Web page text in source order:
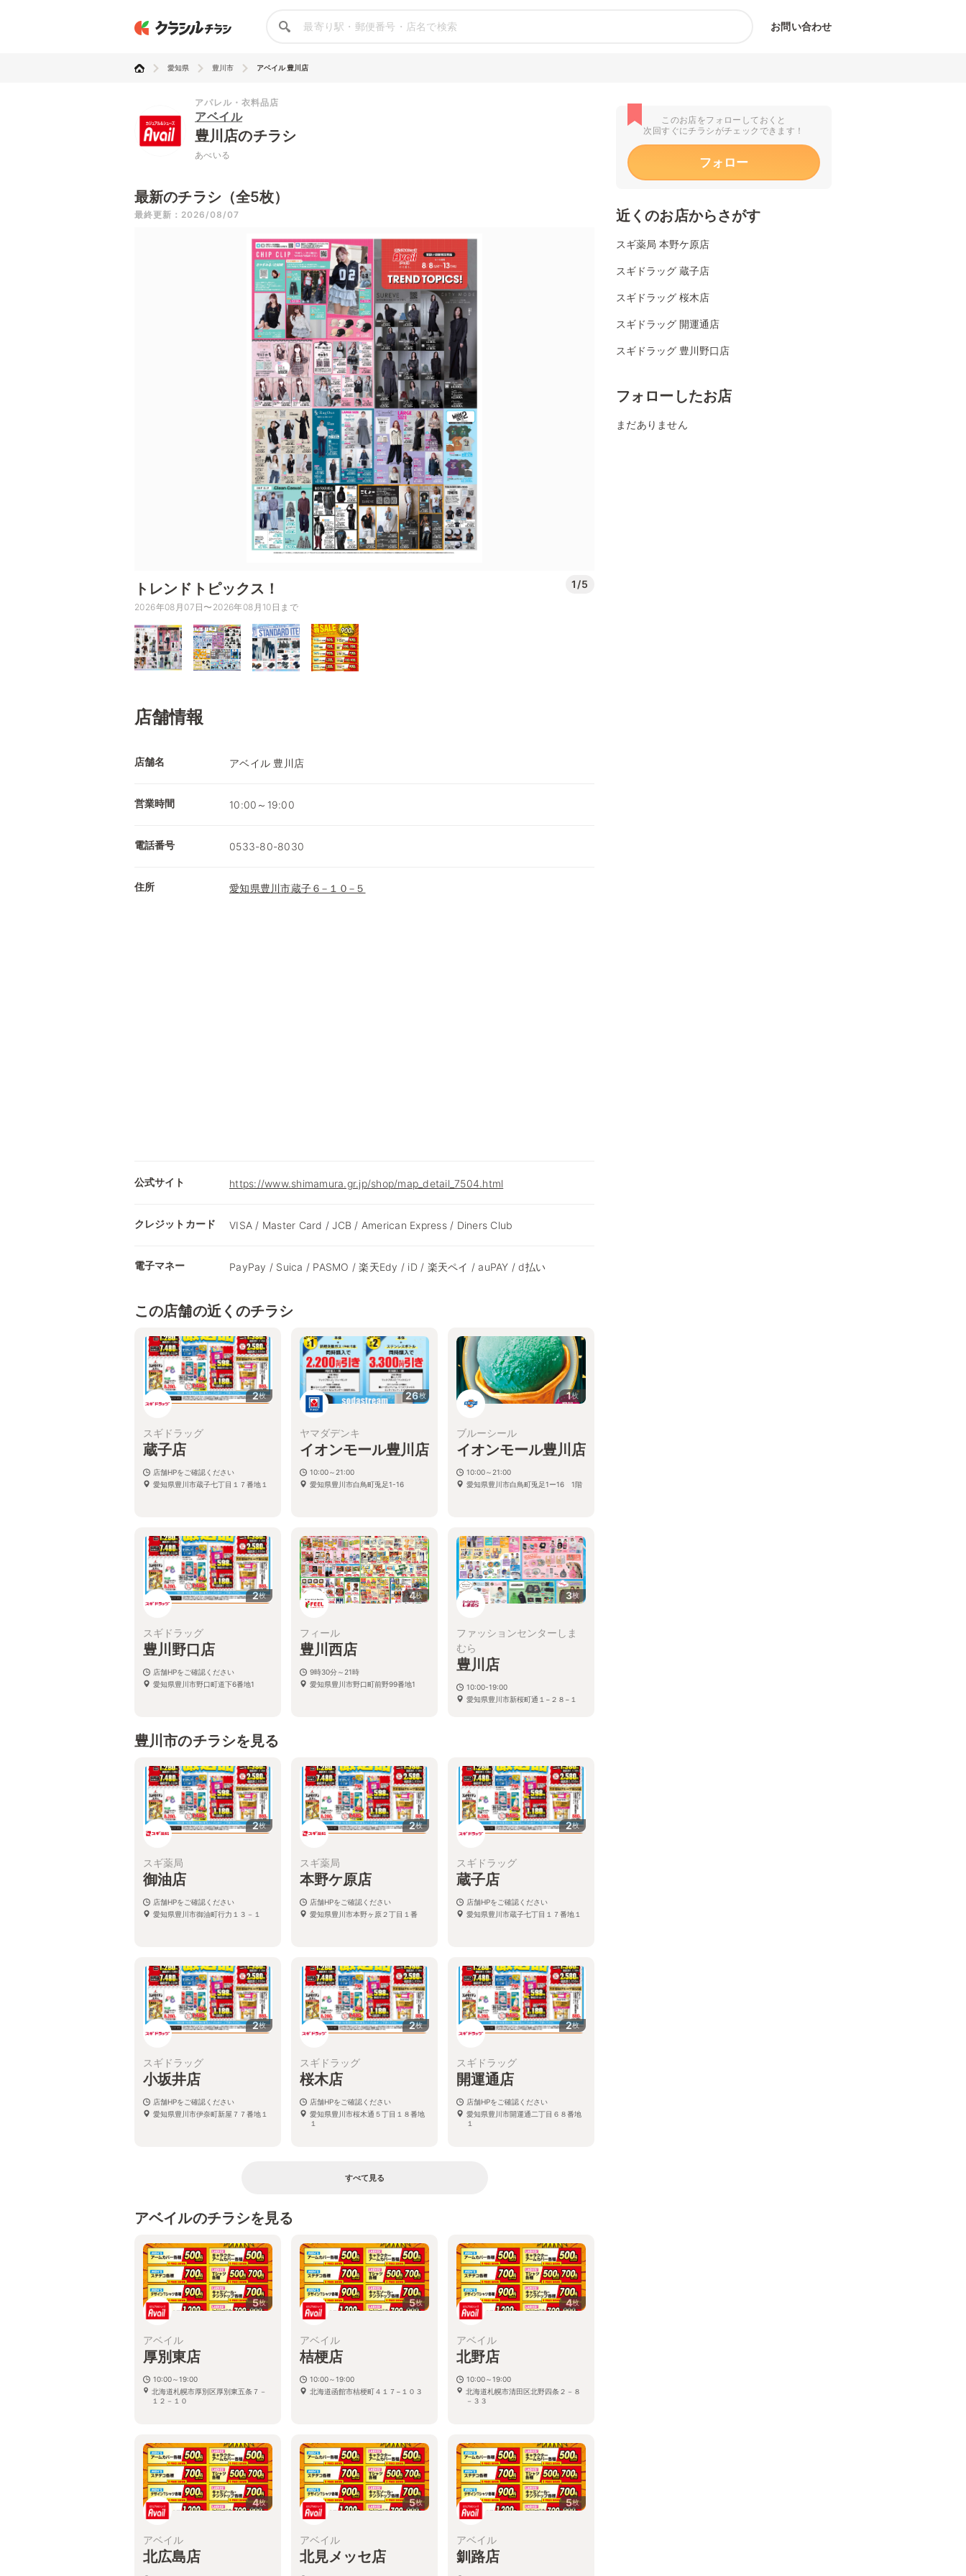
お問い合わせ
愛知県 豊川市 アベイル 豊川店
アパレル・衣料品店
アベイル
豊川店のチラシ
あべいる
最新のチラシ（全5枚）
最終更新：2026/08/07
トレンドトピックス！ 1/5
2026年08月07日〜2026年08月10日まで
店舗情報
店舗名 アベイル 豊川店
営業時間 10:00～19:00
電話番号 0533-80-8030
住所 愛知県豊川市蔵子６−１０−５
公式サイト https://www.shimamura.gr.jp/shop/map_detail_7504.html
クレジットカード VISA / Master Card / JCB / American Express / Diners Club
電子マネー PayPay / Suica / PASMO / 楽天Edy / iD / 楽天ペイ / auPAY / d払い
この店舗の近くのチラシ
2枚
スギドラッグ
蔵子店
店舗HPをご確認ください
愛知県豊川市蔵子七丁目１７番地１
26枚
ヤマダデンキ
イオンモール豊川店
10:00～21:00
愛知県豊川市白鳥町兎足1-16
1枚
ブルーシール
イオンモール豊川店
10:00～21:00
愛知県豊川市白鳥町兎足1ー16 1階
2枚
スギドラッグ
豊川野口店
店舗HPをご確認ください
愛知県豊川市野口町道下6番地1
4枚
フィール
豊川西店
9時30分～21時
愛知県豊川市野口町前野99番地1
3枚
ファッションセンターしま
むら
豊川店
10:00-19:00
愛知県豊川市新桜町通１−２８−１
豊川市のチラシを見る
2枚
スギ薬局
御油店
店舗HPをご確認ください
愛知県豊川市御油町行力１３－１
2枚
スギ薬局
本野ケ原店
店舗HPをご確認ください
愛知県豊川市本野ヶ原２丁目１番
2枚
スギドラッグ
蔵子店
店舗HPをご確認ください
愛知県豊川市蔵子七丁目１７番地１
2枚
スギドラッグ
小坂井店
店舗HPをご確認ください
愛知県豊川市伊奈町新屋７７番地１
2枚
スギドラッグ
桜木店
店舗HPをご確認ください
愛知県豊川市桜木通５丁目１８番地
１
2枚
スギドラッグ
開運通店
店舗HPをご確認ください
愛知県豊川市開運通二丁目６８番地
１
すべて見る
アベイルのチラシを見る
5枚
アベイル
厚別東店
10:00～19:00
北海道札幌市厚別区厚別東五条７－
１２－１０
5枚
アベイル
桔梗店
10:00～19:00
北海道函館市桔梗町４１７−１０３
4枚
アベイル
北野店
10:00～19:00
北海道札幌市清田区北野四条２－８
－３３
4枚
アベイル
北広島店
5枚
アベイル
北見メッセ店
5枚
アベイル
釧路店
このお店をフォローしておくと
次回すぐにチラシがチェックできます！
フォロー
近くのお店からさがす
スギ薬局 本野ケ原店
スギドラッグ 蔵子店
スギドラッグ 桜木店
スギドラッグ 開運通店
スギドラッグ 豊川野口店
フォローしたお店
まだありません